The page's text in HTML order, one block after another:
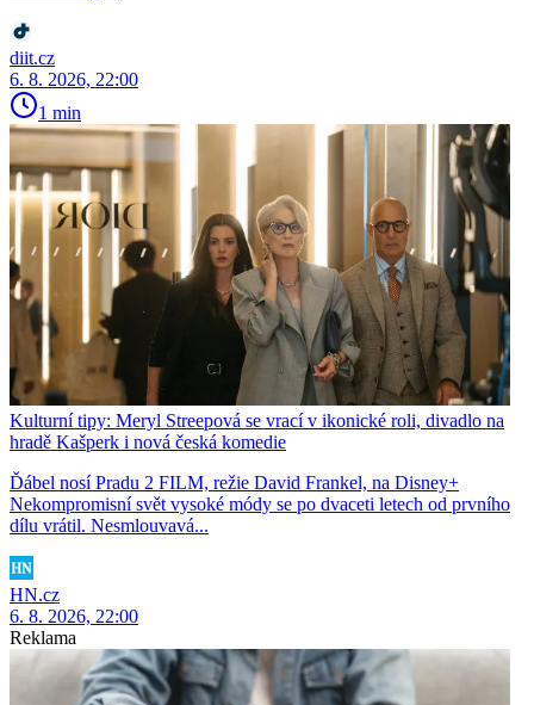
diit.cz
6. 8. 2026, 22:00
1 min
Kulturní tipy: Meryl Streepová se vrací v ikonické roli, divadlo na
hradě Kašperk i nová česká komedie
Ďábel nosí Pradu 2 FILM, režie David Frankel, na Disney+
Nekompromisní svět vysoké módy se po dvaceti letech od prvního
dílu vrátil. Nesmlouvavá...
HN.cz
6. 8. 2026, 22:00
Reklama